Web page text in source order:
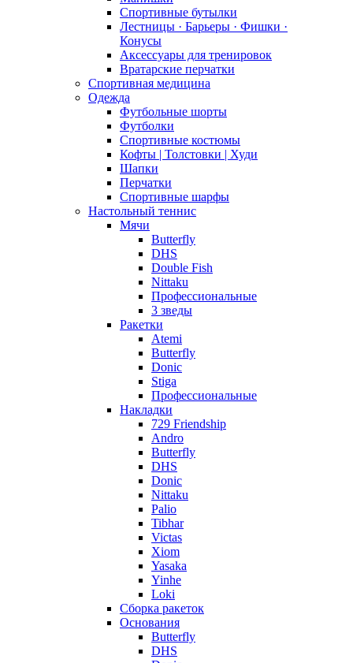
Спортивные бутылки
Лестницы · Барьеры · Фишки ·
Конусы
Аксессуары для тренировок
Вратарские перчатки
Спортивная медицина
Одежда
Футбольные шорты
Футболки
Спортивные костюмы
Кофты | Толстовки | Худи
Шапки
Перчатки
Спортивные шарфы
Настольный теннис
Мячи
Butterfly
DHS
Double Fish
Nittaku
Профессиональные
3 зведы
Ракетки
Atemi
Butterfly
Donic
Stiga
Профессиональные
Накладки
729 Friendship
Andro
Butterfly
DHS
Donic
Nittaku
Palio
Tibhar
Victas
Xiom
Yasaka
Yinhe
Loki
Сборка ракеток
Основания
Butterfly
DHS